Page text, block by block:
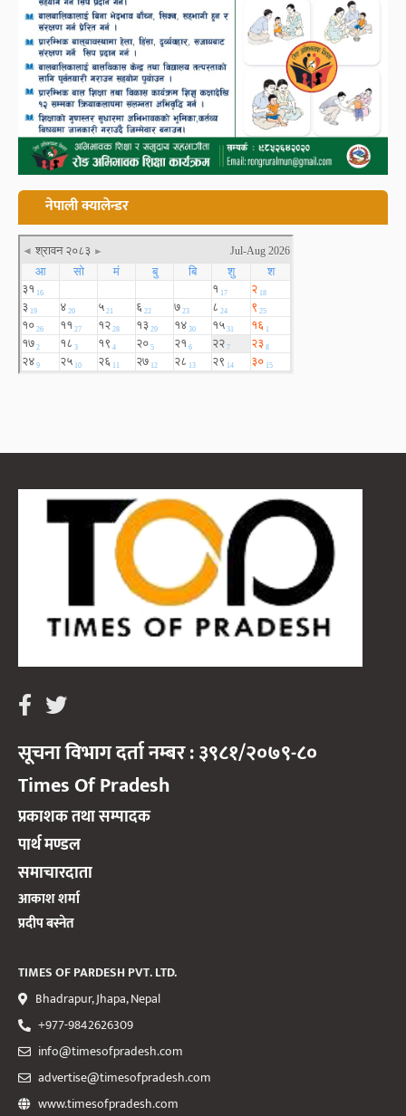
नेपाली क्यालेन्डर
सूचना विभाग दर्ता नम्बर : ३९८१/२०७९-८०
Times Of Pradesh
प्रकाशक तथा सम्पादक
पार्थ मण्डल
समाचारदाता
आकाश शर्मा
प्रदीप बस्नेत
TIMES OF PARDESH PVT. LTD.
Bhadrapur, Jhapa, Nepal
+977-9842626309
info@timesofpradesh.com
advertise@timesofpradesh.com
www.timesofpradesh.com